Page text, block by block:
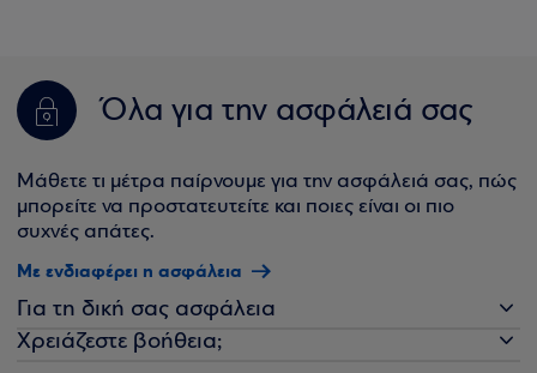
Όλα για την ασφάλειά σας
Μάθετε τι μέτρα παίρνουμε για την ασφάλειά σας, πώς
μπορείτε να προστατευτείτε και ποιες είναι οι πιο
συχνές απάτες.
Με ενδιαφέρει η ασφάλεια
Για τη δική σας ασφάλεια
Χρειάζεστε βοήθεια;